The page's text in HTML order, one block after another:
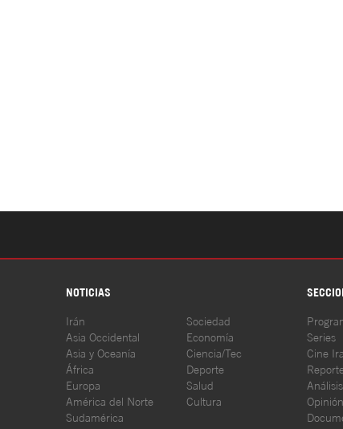
NOTICIAS
Irán
Asia Occidental
Asia y Oceanía
África
Europa
América del Norte
Sudamérica
Sociedad
Economía
Ciencia/Tec
Deporte
Salud
Cultura
Series
Cine
Opinión